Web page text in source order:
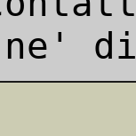
ne'